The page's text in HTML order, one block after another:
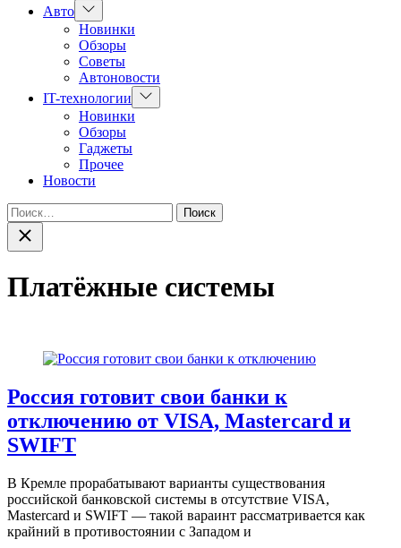
Авто Показать
подменю
Новинки
Обзоры
Советы
Автоновости
IT-технологии
Показать
подменю
Новинки
Обзоры
Гаджеты
Прочее
Новости
Найти:
Закрыть
поиск
Платёжные системы
Россия готовит свои банки к
отключению от VISA, Mastercard и
SWIFT
В Кремле прорабатывают варианты существования
российской банковской системы в отсутствие VISA,
Mastercard и SWIFT — такой вараинт рассматривается как
крайний в противостоянии с Западом и